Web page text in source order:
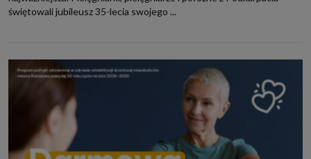
świętowali jubileusz 35-lecia swojego ...